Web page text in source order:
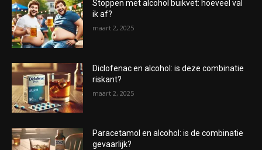
Stoppen met alcohol buikvet: hoeveel val
ik af?
maart 2, 2025
Diclofenac en alcohol: is deze combinatie
riskant?
maart 2, 2025
Paracetamol en alcohol: is de combinatie
gevaarlijk?